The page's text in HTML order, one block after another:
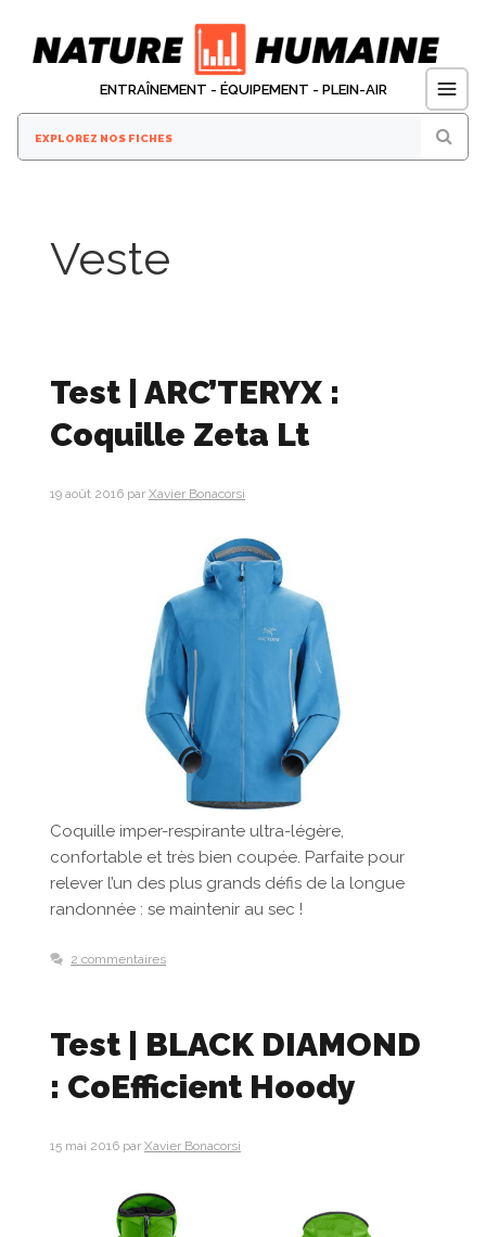
contenu
ENTRAÎNEMENT - ÉQUIPEMENT - PLEIN-AIR
Veste
Test | ARC’TERYX :
Coquille Zeta Lt
19 août 2016 par Xavier Bonacorsi
Coquille imper-respirante ultra-légère,
confortable et très bien coupée. Parfaite pour
relever l’un des plus grands défis de la longue
randonnée : se maintenir au sec !
2 commentaires
Test | BLACK DIAMOND
: CoEfficient Hoody
15 mai 2016 par Xavier Bonacorsi